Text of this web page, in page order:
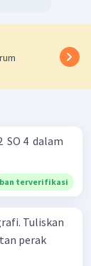
SO 4 ​ dalam
terverifikasi
Tuliskan
perak